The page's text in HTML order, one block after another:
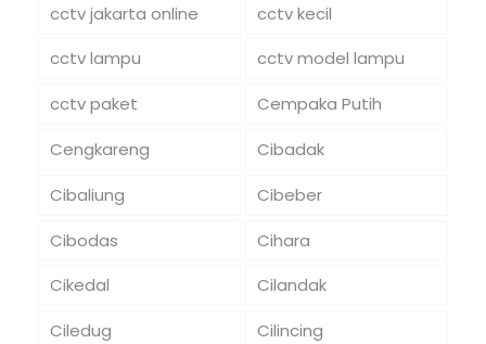
cctv jakarta online
cctv kecil
cctv lampu
cctv model lampu
cctv paket
Cempaka Putih
Cengkareng
Cibadak
Cibaliung
Cibeber
Cibodas
Cihara
Cikedal
Cilandak
Ciledug
Cilincing